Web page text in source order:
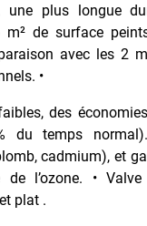
une plus longue
m² de surface
avec les 2
•
des
du temps
cadmium), et
l’ozone. • Valve
plat .